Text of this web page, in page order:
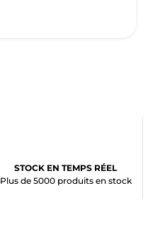
STOCK EN TEMPS RÉEL
Plus de 5000 produits en stock